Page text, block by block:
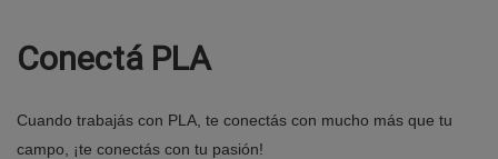
Conectá PLA
Cuando trabajás con PLA, te conectás con mucho más que tu
campo, ¡te conectás con tu pasión!